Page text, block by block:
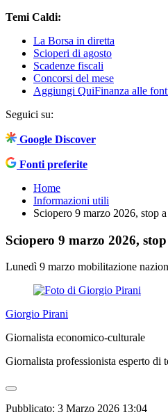
Temi Caldi:
La Borsa in diretta
Scioperi di agosto
Scadenze fiscali
Concorsi del mese
Aggiungi QuiFinanza alle
Seguici su:
Google Discover
Fonti preferite
Home
Informazioni utili
Sciopero 9 marzo 2026, stop
Sciopero 9 marzo 2026,
Lunedì 9 marzo mobilitazione
Giorgio Pirani
Giornalista economico-culturale
Giornalista professionista esperto di
Pubblicato: 3 Marzo 2026 13:04